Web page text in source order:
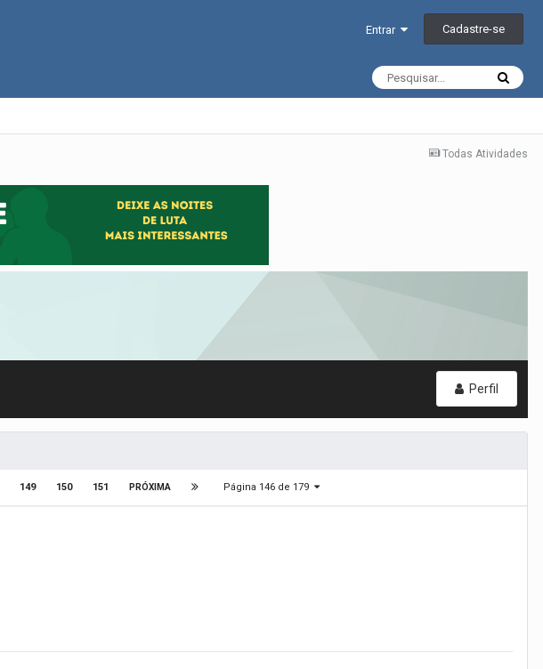
Entrar Cadastre-se
Todas Atividades
Perfil
149 150 151 PRÓXIMA Página 146 de 179